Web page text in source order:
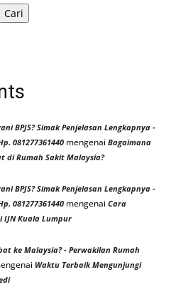
Cari
BPJS? Simak Penjelasan Lengkapnya -
081277361440 mengenai Bagaimana
di Rumah Sakit Malaysia?
BPJS? Simak Penjelasan Lengkapnya -
081277361440 mengenai Cara
IJN Kuala Lumpur
ke Malaysia? - Perwakilan Rumah
Waktu Terbaik Mengunjungi